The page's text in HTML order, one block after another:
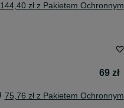
144,40 zł z Pakietem Ochronnym
69 zł
75,76 zł z Pakietem Ochronnym